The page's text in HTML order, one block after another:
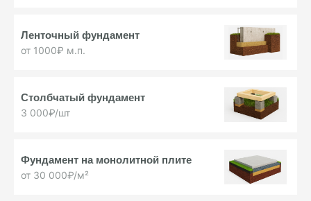
Ленточный фундамент
от 1000₽ м.п.
Столбчатый фундамент
3 000₽/шт
Фундамент на монолитной плите
от 30 000₽/м²